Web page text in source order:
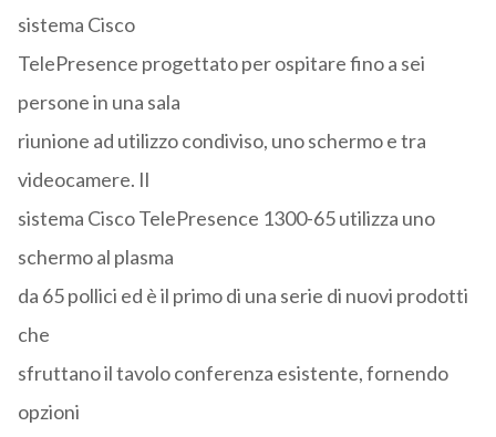
sistema Cisco
TelePresence progettato per ospitare fino a sei
persone in una sala
riunione ad utilizzo condiviso, uno schermo e tra
videocamere. Il
sistema Cisco TelePresence 1300-65 utilizza uno
schermo al plasma
da 65 pollici ed è il primo di una serie di nuovi prodotti
che
sfruttano il tavolo conferenza esistente, fornendo
opzioni